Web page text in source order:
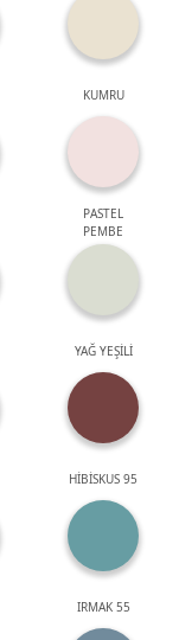
KUMRU
PASTEL
PEMBE
YAĞ YEŞİLİ
HİBİSKUS 95
IRMAK 55